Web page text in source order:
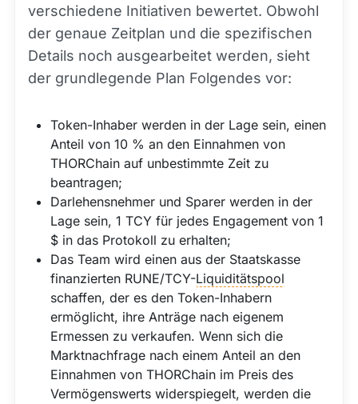
verschiedene Initiativen bewertet. Obwohl
der genaue Zeitplan und die spezifischen
Details noch ausgearbeitet werden, sieht
der grundlegende Plan Folgendes vor:
Token-Inhaber werden in der Lage sein, einen
Anteil von 10 % an den Einnahmen von
THORChain auf unbestimmte Zeit zu
beantragen;
Darlehensnehmer und Sparer werden in der
Lage sein, 1 TCY für jedes Engagement von 1
$ in das Protokoll zu erhalten;
Das Team wird einen aus der Staatskasse
finanzierten RUNE/TCY-Liquiditätspool
schaffen, der es den Token-Inhabern
ermöglicht, ihre Anträge nach eigenem
Ermessen zu verkaufen. Wenn sich die
Marktnachfrage nach einem Anteil an den
Einnahmen von THORChain im Preis des
Vermögenswerts widerspiegelt, werden die